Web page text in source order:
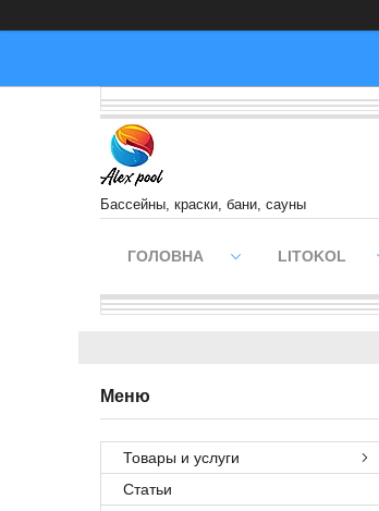
Бассейны, краски, бани, сауны
ГОЛОВНА LITOKOL
Товары и услуги
Статьи